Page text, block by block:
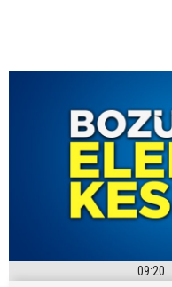
09:20